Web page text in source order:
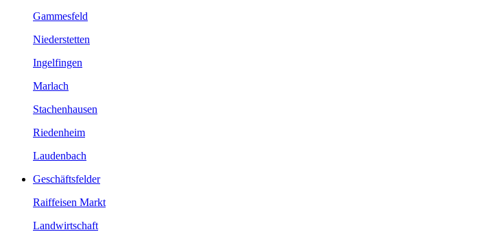
Gammesfeld
Niederstetten
Ingelfingen
Marlach
Stachenhausen
Riedenheim
Laudenbach
Geschäftsfelder
Raiffeisen Markt
Landwirtschaft